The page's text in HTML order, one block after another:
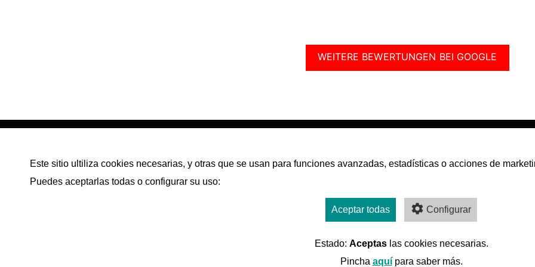
Este sitio ultiliza cookies necesarias, y otras que se usan para funciones avanzadas, estadísticas o acciones de
Puedes aceptarlas todas o configurar su uso:
Aceptar todas Configurar
Estado: Aceptaslas cookies necesarias.
Pincha aquípara saber más.
WEITERE BEWERTUNGEN BEI GOOGLE
Tenerife. Santa Cruz de Tenerife